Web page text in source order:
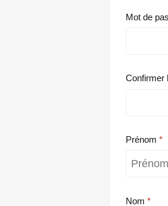
Mot de
Confirmer
Prénom
Nom